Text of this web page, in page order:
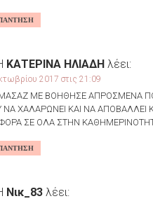
ΚΑΤΕΡΙΝΑ ΗΛΙΑΔΗ λέει:
2017 στις 21:09
ΜΕ ΒΟΗΘΗΣΕ ΑΠΡΟΣΜΕΝΑ
ΝΑ ΧΑΛΑΡΩΝΕΙ ΚΑΙ ΝΑ ΑΠΟΒΑΛΛΕΙ
ΣΕ ΟΛΑ ΣΤΗΝ
Νικ_83 λέει: